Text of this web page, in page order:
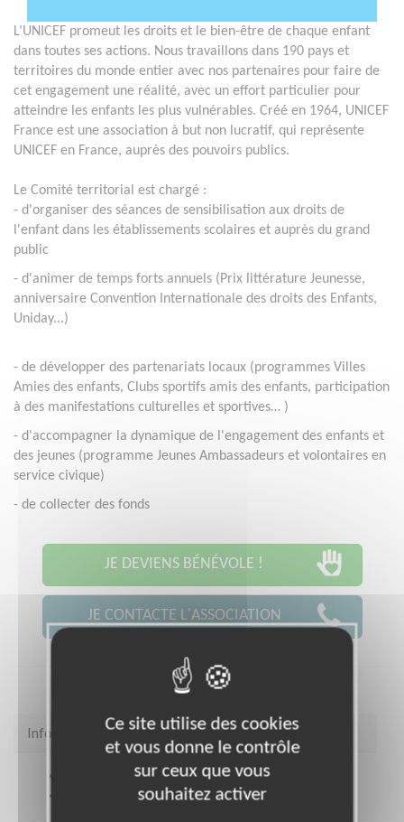
L’UNICEF promeut les droits et le bien-être de chaque enfant
dans toutes ses actions. Nous travaillons dans 190 pays et
territoires du monde entier avec nos partenaires pour faire de
cet engagement une réalité, avec un effort particulier pour
atteindre les enfants les plus vulnérables. Créé en 1964, UNICEF
France est une association à but non lucratif, qui représente
UNICEF en France, auprès des pouvoirs publics.
Le Comité territorial est chargé :
- d'organiser des séances de sensibilisation aux droits de
l'enfant dans les établissements scolaires et auprès du grand
public
- d'animer de temps forts annuels (Prix littérature Jeunesse,
anniversaire Convention Internationale des droits des Enfants,
Uniday...)
- de développer des partenariats locaux (programmes Villes
Amies des enfants, Clubs sportifs amis des enfants, participation
à des manifestations culturelles et sportives… )
- d'accompagner la dynamique de l'engagement des enfants et
des jeunes (programme Jeunes Ambassadeurs et volontaires en
service civique)
- de collecter des fonds
JE DEVIENS BÉNÉVOLE !
JE CONTACTE L'ASSOCIATION
Infos pratiques
www.unicef.fr
Coordonnées67 rue St François de Salle
Ce site utilise des cookies
et vous donne le contrôle
sur ceux que vous
souhaitez activer